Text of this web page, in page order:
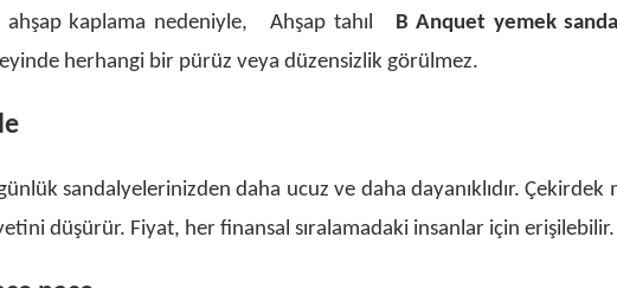
kaplama nedeniyle, Ahşap tahıl B Anquet yemek
herhangi bir pürüz veya düzensizlik görülmez.
sandalyelerinizden daha ucuz ve daha dayanıklıdır. Çekirdek
düşürür. Fiyat, her finansal sıralamadaki insanlar için erişilebilir.